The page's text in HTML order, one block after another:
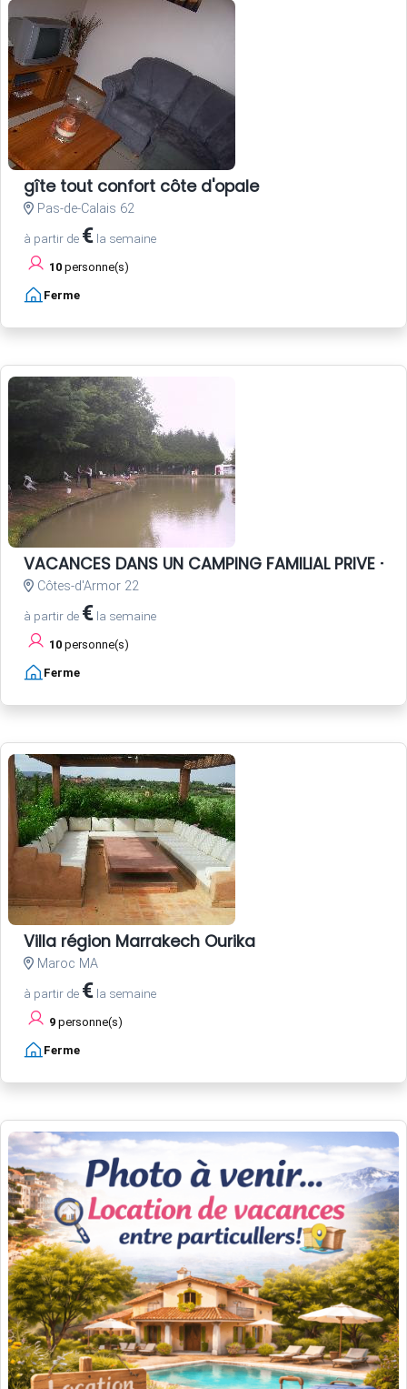
gîte tout confort côte d'opale
Pas-de-Calais 62
à partir de € la semaine
10 personne(s)
Ferme
VACANCES DANS UN CAMPING FAMILIAL PRIVE -
Côtes-d'Armor 22
à partir de € la semaine
10 personne(s)
Ferme
Villa région Marrakech Ourika
Maroc MA
à partir de € la semaine
9 personne(s)
Ferme